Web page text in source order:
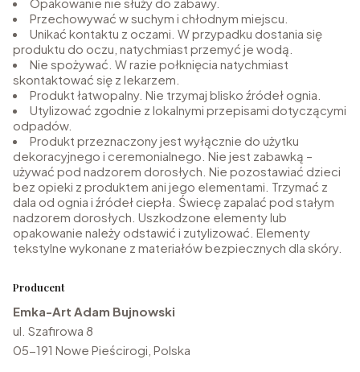
Przechowywać w suchym i chłodnym miejscu.
Unikać kontaktu z oczami. W przypadku dostania się
produktu do oczu, natychmiast przemyć je wodą.
Nie spożywać. W razie połknięcia natychmiast
skontaktować się z lekarzem.
Produkt łatwopalny. Nie trzymaj blisko źródeł ognia.
Utylizować zgodnie z lokalnymi przepisami dotyczącymi
odpadów.
Produkt przeznaczony jest wyłącznie do użytku
dekoracyjnego i ceremonialnego. Nie jest zabawką –
używać pod nadzorem dorosłych. Nie pozostawiać dzieci
bez opieki z produktem ani jego elementami. Trzymać z
dala od ognia i źródeł ciepła. Świecę zapalać pod stałym
nadzorem dorosłych. Uszkodzone elementy lub
opakowanie należy odstawić i zutylizować. Elementy
tekstylne wykonane z materiałów bezpiecznych dla skóry.
Producent
Emka-Art Adam Bujnowski
ul. Szafirowa 8
05-191 Nowe Pieścirogi, Polska